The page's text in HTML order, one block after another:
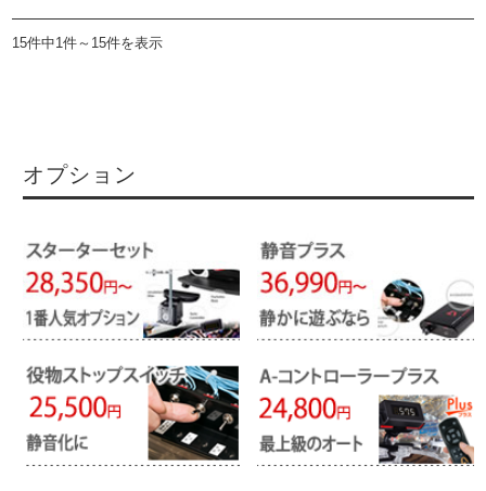
15件中1件～15件を表示
オプション